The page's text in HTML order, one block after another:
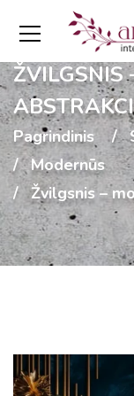
ŽVILGSNIS
Pagrindinis
Modernūs
Žvilgsnis –